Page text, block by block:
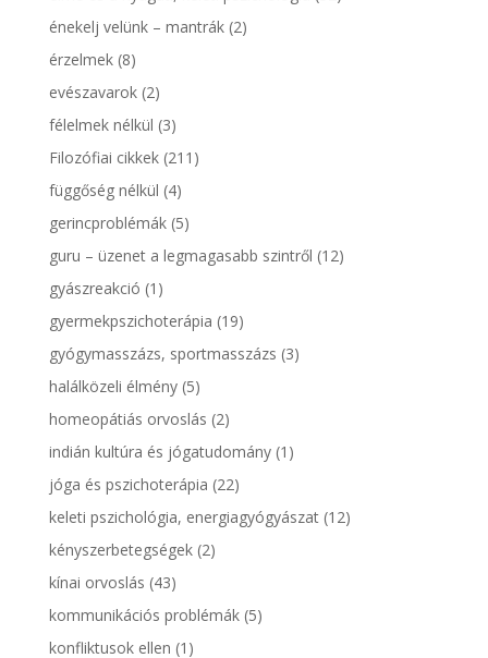
énekelj velünk – mantrák(2)
érzelmek(8)
evészavarok(2)
félelmek nélkül (3)
Filozófiai cikkek(211)
függőség nélkül (4)
gerincproblémák(5)
guru – üzenet a legmagasabb szintről (12)
gyászreakció (1)
gyermekpszichoterápia (19)
gyógymasszázs, sportmasszázs (3)
halálközeli élmény(5)
homeopátiás orvoslás (2)
indián kultúra és jógatudomány(1)
jóga és pszichoterápia (22)
keleti pszichológia, energiagyógyászat(12)
kényszerbetegségek(2)
kínai orvoslás (43)
kommunikációs problémák(5)
konfliktusok ellen (1)